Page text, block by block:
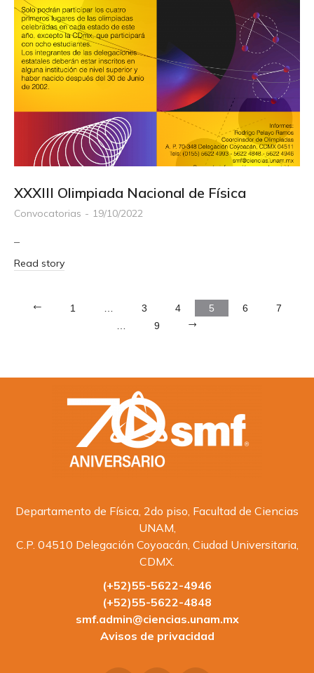
XXXIII Olimpiada Nacional de Física
Convocatorias 19/10/2022
–
Read story
1 3 4 5 6
7
9
Departamento de Física, 2do piso, Facultad de Ciencias
UNAM,
C.P. 04510 Delegación Coyoacán, Ciudad Universitaria,
CDMX.
(+52)55-5622-4946
(+52)55-5622-4848
smf.admin@ciencias.unam.mx
Avisos de privacidad